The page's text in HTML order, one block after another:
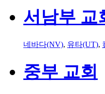
서남부 교
네바다(NV), 유타(UT),
중부 교회